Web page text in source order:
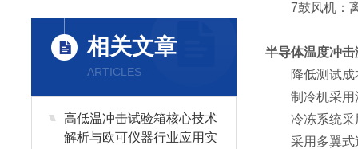
相关文章
ARTICLES
高低温冲击试验箱核心技术
解析与欧可仪器行业应用实
7鼓风机：离
半导体温度冲击
降低测试成
制冷机采用
冷冻系统采
采用多翼式送